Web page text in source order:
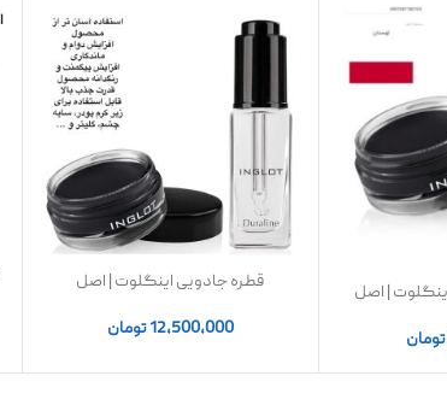
تومان
قطره جادویی اینگلوت ‌| اصل
12,500,000تومان